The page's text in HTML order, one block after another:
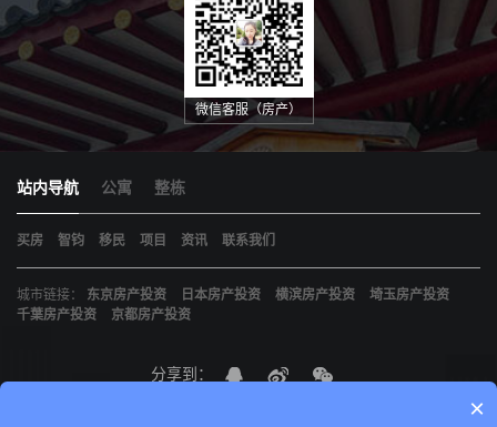
微信客服（房产）
站内导航 公寓 整栋
买房 智钧 移民 项目 资讯 联系我们
城市链接： 东京房产投资 日本房产投资 横滨房产投资
埼玉房产投资
千葉房产投资
京都房产投资
分享到：
×